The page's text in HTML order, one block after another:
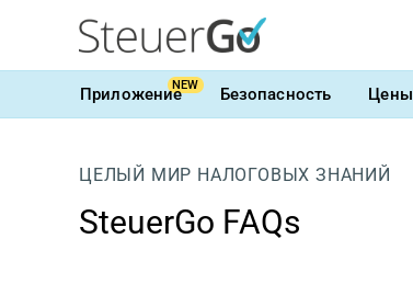
ПриложениеNEW Безопасность Цены
ЦЕЛЫЙ МИР НАЛОГОВЫХ ЗНАНИЙ
SteuerGo FAQs